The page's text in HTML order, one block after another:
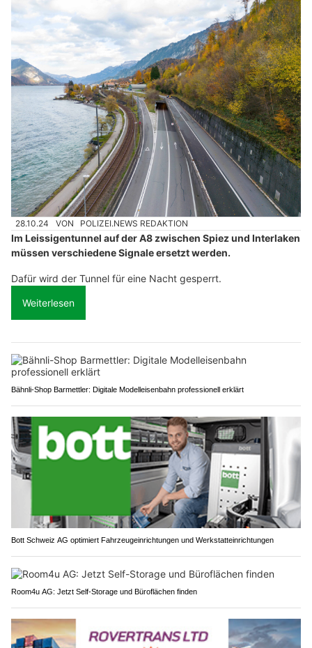
28.10.24 VON POLIZEI.NEWS REDAKTION
Im Leissigentunnel auf der A8 zwischen Spiez und Interlaken
müssen verschiedene Signale ersetzt werden.
Dafür wird der Tunnel für eine Nacht gesperrt.
Weiterlesen
Bähnli-Shop Barmettler: Digitale Modelleisenbahn professionell erklärt
Bott Schweiz AG optimiert Fahrzeugeinrichtungen und Werkstatteinrichtungen
Room4u AG: Jetzt Self-Storage und Büroflächen finden